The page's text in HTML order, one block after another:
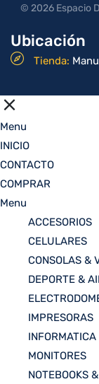
Ubicación
Tienda:
© 2026 Espacio
Menu
INICIO
CONTACTO
COMPRAR
Menu
ACCESORIOS
CELULARES
CONSOLAS &
DEPORTE &
IMPRESORAS
INFORMATICA
MONITORES
NOTEBOOKS